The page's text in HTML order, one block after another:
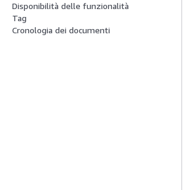
Disponibilità delle funzionalità
Tag
Cronologia dei documenti